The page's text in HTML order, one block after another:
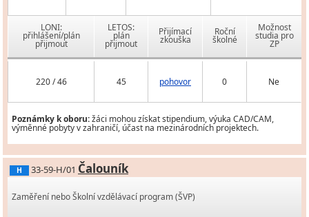
LONI:
přihlášení/plán
přijmout
LETOS:
plán
přijmout
Přijímací
zkouška
Roční
školné
Možnost
studia pro
ZP
220 / 46 45 pohovor 0 Ne
Poznámky k oboru:žáci mohou získat stipendium, výuka CAD/CAM,
výměnné pobyty v zahraničí, účast na mezinárodních projektech.
H 33-59-H/01 Čalouník
Zaměření nebo Školní vzdělávací program (ŠVP)